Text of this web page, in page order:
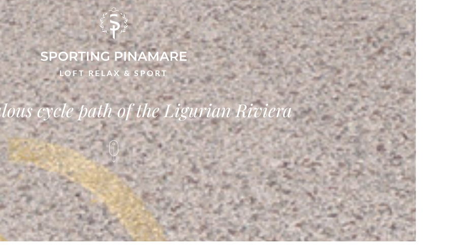
LOFT RELAX & SPORT
cycle path of the Ligurian Riviera